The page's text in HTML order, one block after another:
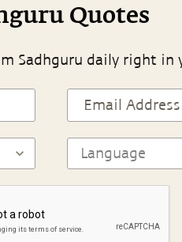
Quotes
Sadhguru daily right in